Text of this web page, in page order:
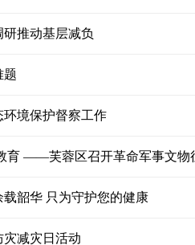
推动基层减负
题
境保护督察工作
韶华 只为守护您的健康
灾减灾日活动